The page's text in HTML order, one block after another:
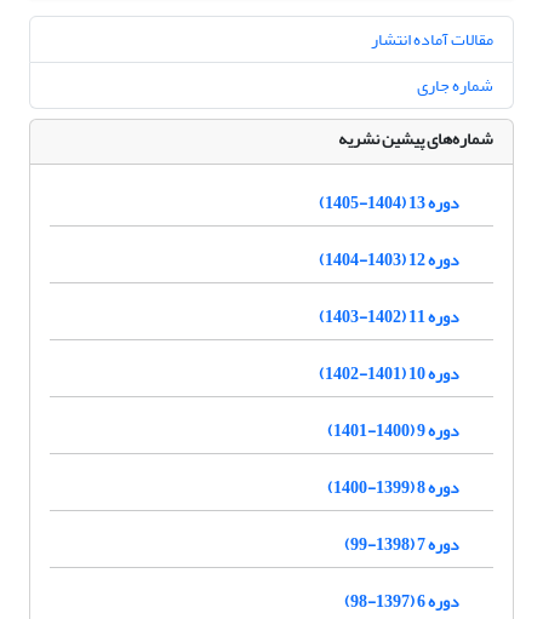
مقالات آماده انتشار
شماره جاری
شماره‌های پیشین نشریه
دوره 13 (1404-1405)
دوره 12 (1403-1404)
دوره 11 (1402-1403)
دوره 10 (1401-1402)
دوره 9 (1400-1401)
دوره 8 (1399-1400)
دوره 7 (1398-99)
دوره 6 (1397-98)